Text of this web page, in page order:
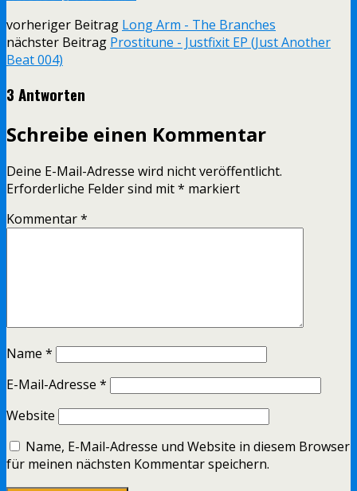
vorheriger Beitrag Long Arm - The Branches
nächster Beitrag Prostitune - Justfixit EP (Just Another
Beat 004)
3 Antworten
Schreibe einen Kommentar
Deine E-Mail-Adresse wird nicht veröffentlicht.
Erforderliche Felder sind mit* markiert
Kommentar*
Name *
E-Mail-Adresse *
Website
Name, E-Mail-Adresse und Website in diesem Browser
für meinen nächsten Kommentar speichern.